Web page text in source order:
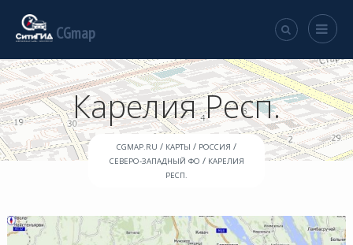
CGmap
Карелия Респ.
CGMAP.RU / КАРТЫ / РОССИЯ /
СЕВЕРО-ЗАПАДНЫЙ ФО / КАРЕЛИЯ
РЕСП.